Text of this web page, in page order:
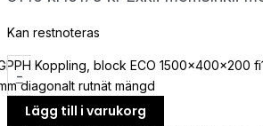
Kan restnoteras
-
Koppling, block ECO 1500x400x200
diagonalt rutnät mängd
Lägg till i varukorg